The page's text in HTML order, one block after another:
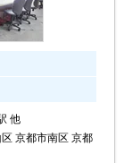
他
京都市南区 京都